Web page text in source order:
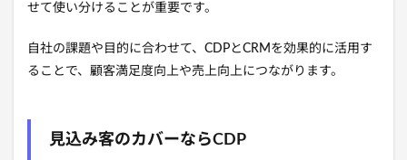
せて使い分けることが重要です。
自社の課題や目的に合わせて、CDPとCRMを効果的に活用す
ることで、顧客満足度向上や売上向上につながります。
見込み客のカバーならCDP